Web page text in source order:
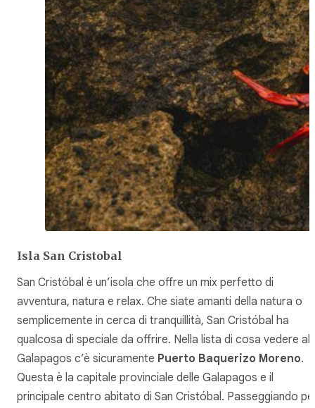
Isla San Cristobal
San Cristóbal è un’isola che offre un mix perfetto di
avventura, natura e relax. Che siate amanti della natura o
semplicemente in cerca di tranquillità, San Cristóbal ha
qualcosa di speciale da offrire. Nella lista di cosa vedere
Galapagos c’è sicuramente Puerto Baquerizo Moreno.
Questa è la capitale provinciale delle Galapagos e il
principale centro abitato di San Cristóbal. Passeggiando